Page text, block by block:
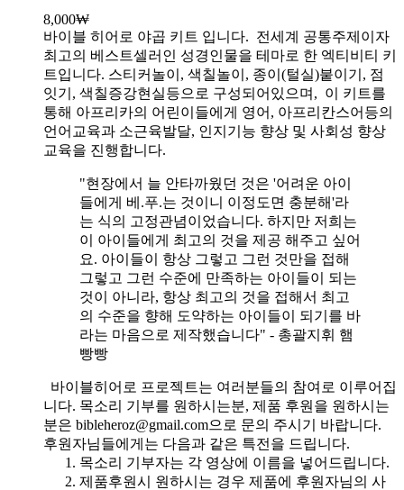
8,000₩
바이블 히어로 야곱 키트 입니다. 전세계 공통주제이자
최고의 베스트셀러인 성경인물을 테마로 한 엑티비티 키
트입니다. 스티커놀이, 색칠놀이, 종이(털실)붙이기, 점
잇기, 색칠증강현실등으로 구성되어있으며, 이 키트를
통해 아프리카의 어린이들에게 영어, 아프리칸스어등의
언어교육과 소근육발달, 인지기능 향상 및 사회성 향상
교육을 진행합니다.
"현장에서 늘 안타까웠던 것은 '어려운 아이
들에게 베.푸.는 것이니 이정도면 충분해'라
는 식의 고정관념이었습니다. 하지만 저희는
이 아이들에게 최고의 것을 제공 해주고 싶어
요. 아이들이 항상 그렇고 그런 것만을 접해
그렇고 그런 수준에 만족하는 아이들이 되는
것이 아니라, 항상 최고의 것을 접해서 최고
의 수준을 향해 도약하는 아이들이 되기를 바
라는 마음으로 제작했습니다" - 총괄지휘 햄
빵빵
바이블히어로 프로젝트는 여러분들의 참여로 이루어집
니다. 목소리 기부를 원하시는분, 제품 후원을 원하시는
분은 bibleheroz@gmail.com으로 문의 주시기 바랍니다.
후원자님들에게는 다음과 같은 특전을 드립니다.
목소리 기부자는 각 영상에 이름을 넣어드립니다.
제품후원시 원하시는 경우 제품에 후원자님의 사